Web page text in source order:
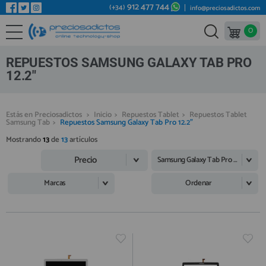
REPUESTOS MÓVILES
REPUESTOS TABLET
REPUESTOS RELOJES INTELIGENTES
REPUESTOS MACBOOK
REPUESTOS OTROS DISPOSITIVOS
REPUESTOS PORTÁTILES
HERRAMIENTAS REPARACIÓN
MÓVILES REACONDICIONADOS
Bienvenid@ otra vez
YA SOY CLIENTE
Regístrate en un momento
¿ERES NUEVO?
(+34) 912 477 744 info@preciosadictos.com
0
REPUESTOS SAMSUNG GALAXY TAB PRO
12.2"
Estás en Preciosadictos > Inicio > Repuestos Tablet > Repuestos Tablet
Samsung Tab > Repuestos Samsung Galaxy Tab Pro 12.2"
Mostrando13de13artículos
Precio
Samsung Galaxy Tab Pro 12.2"
Marcas
Ordenar